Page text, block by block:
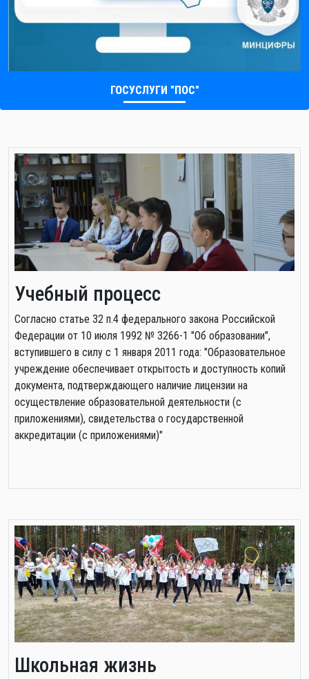
ГОСУСЛУГИ "ПОС"
Учебный процесс
Cогласно статье 32 п.4 федерального закона Российской
Федерации от 10 июля 1992 № 3266-1 "Об образовании",
вступившего в силу с 1 января 2011 года: "Образовательное
учреждение обеспечивает открытость и доступность копий
документа, подтверждающего наличие лицензии на
осуществление образовательной деятельности (с
приложениями), свидетельства о государственной
аккредитации (с приложениями)"
Школьная жизнь